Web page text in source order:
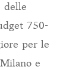
delle
750-
per le
e